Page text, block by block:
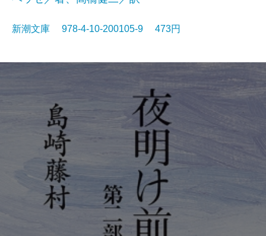
新潮文庫 978-4-10-200105-9 473円